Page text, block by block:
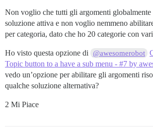
Non voglio che tutti gli argomenti globalmente
soluzione attiva e non voglio nemmeno
per categoria, dato che ho 20 categorie con
Ho visto questa opzione di @awesomerobot
Topic button to a have a sub menu - #7 by
vedo un’opzione per abilitare gli argomenti
qualche soluzione alternativa?
2 Mi Piace